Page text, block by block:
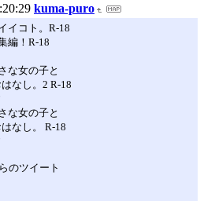
kuma-puro
イコト。R-18
編！R-18
な女の子と
なし。2 R-18
な女の子と
なし。 R-18
のツイート